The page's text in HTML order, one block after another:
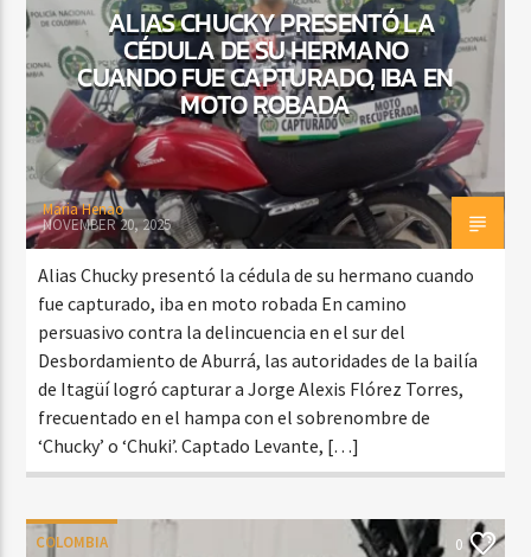
ALIAS CHUCKY PRESENTÓ LA
CÉDULA DE SU HERMANO
CUANDO FUE CAPTURADO, IBA EN
MOTO ROBADA
Maria Henao
NOVEMBER 20, 2025
Alias Chucky presentó la cédula de su hermano cuando
fue capturado, iba en moto robada En camino
persuasivo contra la delincuencia en el sur del
Desbordamiento de Aburrá, las autoridades de la bailía
de Itagüí logró capturar a Jorge Alexis Flórez Torres,
frecuentado en el hampa con el sobrenombre de
‘Chucky’ o ‘Chuki’. Captado Levante, […]
COLOMBIA 0